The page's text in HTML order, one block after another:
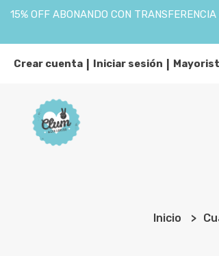
15% OFF ABONANDO CON
Crear cuenta Iniciar sesión
Inicio